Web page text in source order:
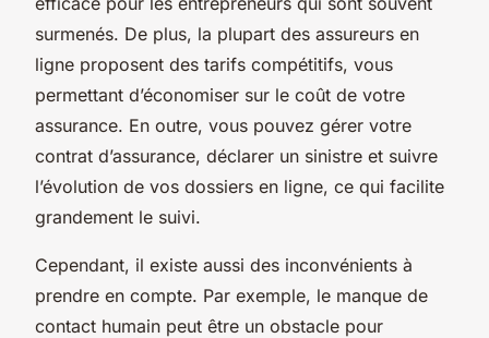
surmenés. De plus, la plupart des assureurs en
ligne proposent des tarifs compétitifs, vous
permettant d’économiser sur le coût de votre
assurance. En outre, vous pouvez gérer votre
contrat d’assurance, déclarer un sinistre et suivre
l’évolution de vos dossiers en ligne, ce qui facilite
grandement le suivi.
Cependant, il existe aussi des inconvénients à
prendre en compte. Par exemple, le manque de
contact humain peut être un obstacle pour